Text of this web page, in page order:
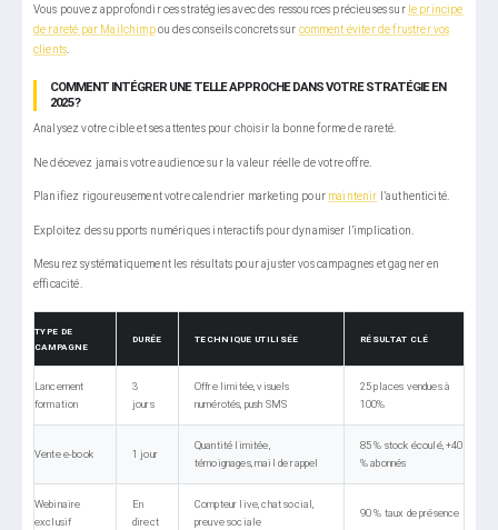
Vous pouvez approfondir ces stratégies avec des ressources précieuses sur le principe
de rareté par Mailchimpou des conseils concrets sur comment éviter de frustrer vos
clients.
COMMENT INTÉGRER UNE TELLE APPROCHE DANS VOTRE STRATÉGIE EN
2025 ?
Analysez votre cible et ses attentes pour choisir la bonne forme de rareté.
Ne décevez jamais votre audience sur la valeur réelle de votre offre.
Planifiez rigoureusement votre calendrier marketing pour maintenir l’authenticité.
Exploitez des supports numériques interactifs pour dynamiser l’implication.
Mesurez systématiquement les résultats pour ajuster vos campagnes et gagner en
efficacité.
TYPE DE
CAMPAGNE
DURÉE TECHNIQUE UTILISÉE RÉSULTAT CLÉ
Lancement
formation
3
jours
Offre limitée, visuels
numérotés, push SMS
25 places vendues à
100%
Vente e-book 1 jour
Quantité limitée,
témoignages, mail de rappel
85 % stock écoulé, +40
% abonnés
Webinaire
exclusif
En
direct
Compteur live, chat social,
preuve sociale
90 % taux de présence